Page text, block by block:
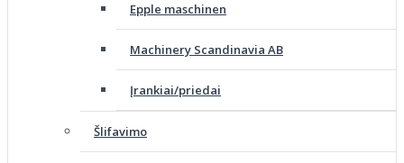
Epple maschinen
Machinery Scandinavia AB
Įrankiai/priedai
Šlifavimo